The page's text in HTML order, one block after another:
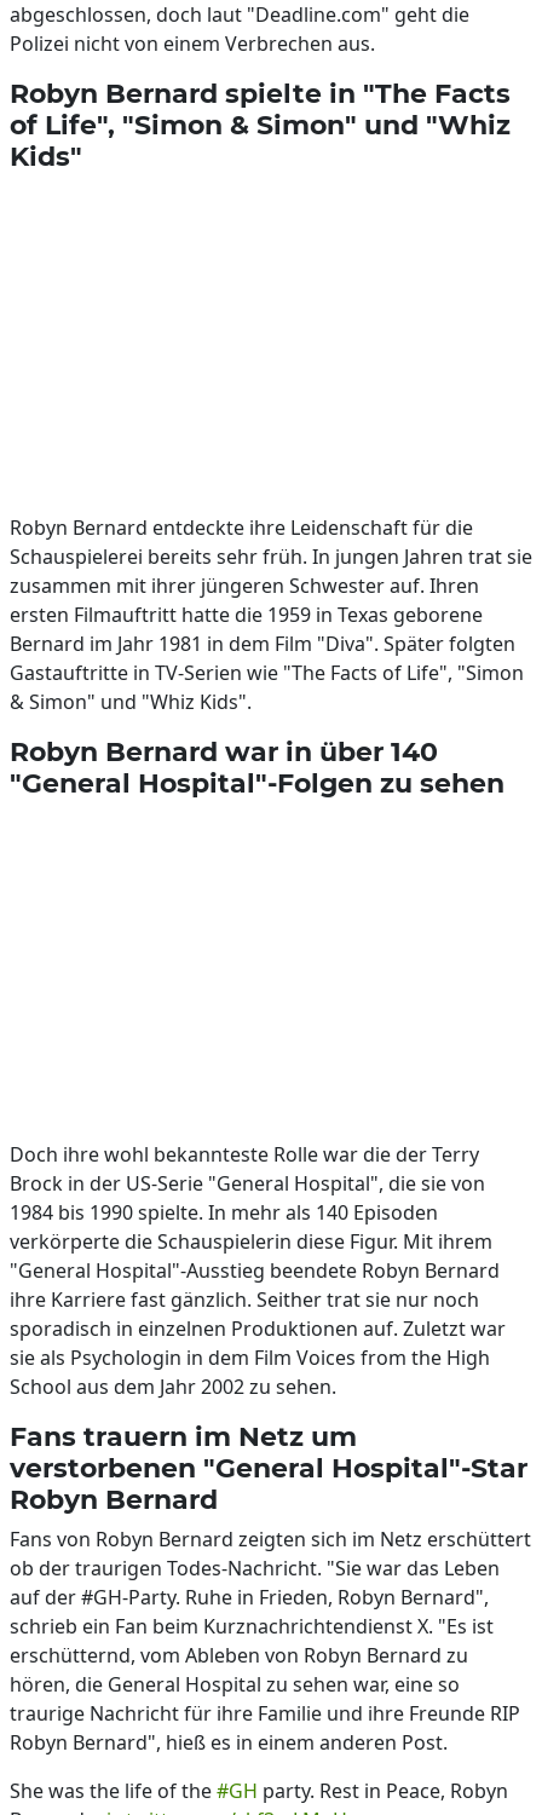
abgeschlossen, doch laut "Deadline.com" geht die
Polizei nicht von einem Verbrechen aus.
Robyn Bernard spielte in "The Facts
of Life", "Simon & Simon" und "Whiz
Kids"
Robyn Bernard entdeckte ihre Leidenschaft für die
Schauspielerei bereits sehr früh. In jungen Jahren trat sie
zusammen mit ihrer jüngeren Schwester auf. Ihren
ersten Filmauftritt hatte die 1959 in Texas geborene
Bernard im Jahr 1981 in dem Film "Diva". Später folgten
Gastauftritte in TV-Serien wie "The Facts of Life", "Simon
& Simon" und "Whiz Kids".
Robyn Bernard war in über 140
"General Hospital"-Folgen zu sehen
Doch ihre wohl bekannteste Rolle war die der Terry
Brock in der US-Serie "General Hospital", die sie von
1984 bis 1990 spielte. In mehr als 140 Episoden
verkörperte die Schauspielerin diese Figur. Mit ihrem
"General Hospital"-Ausstieg beendete Robyn Bernard
ihre Karriere fast gänzlich. Seither trat sie nur noch
sporadisch in einzelnen Produktionen auf. Zuletzt war
sie als Psychologin in dem Film Voices from the High
School aus dem Jahr 2002 zu sehen.
Fans trauern im Netz um
verstorbenen "General Hospital"-Star
Robyn Bernard
Fans von Robyn Bernard zeigten sich im Netz erschüttert
ob der traurigen Todes-Nachricht. "Sie war das Leben
auf der #GH-Party. Ruhe in Frieden, Robyn Bernard",
schrieb ein Fan beim Kurznachrichtendienst X. "Es ist
erschütternd, vom Ableben von Robyn Bernard zu
hören, die General Hospital zu sehen war, eine so
traurige Nachricht für ihre Familie und ihre Freunde RIP
Robyn Bernard", hieß es in einem anderen Post.
She was the life of the#GH party. Rest in Peace, Robyn